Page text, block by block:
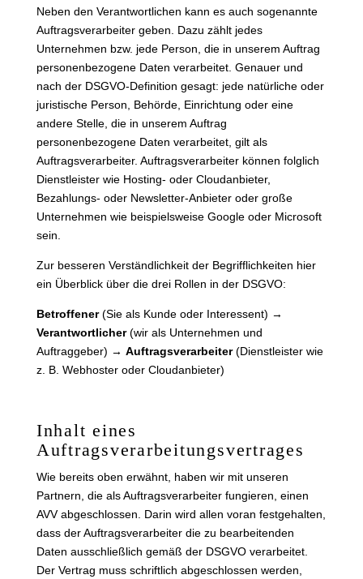
Neben den Verantwortlichen kann es auch sogenannte
Auftragsverarbeiter geben. Dazu zählt jedes
Unternehmen bzw. jede Person, die in unserem Auftrag
personenbezogene Daten verarbeitet. Genauer und
nach der DSGVO-Definition gesagt: jede natürliche oder
juristische Person, Behörde, Einrichtung oder eine
andere Stelle, die in unserem Auftrag
personenbezogene Daten verarbeitet, gilt als
Auftragsverarbeiter. Auftragsverarbeiter können folglich
Dienstleister wie Hosting- oder Cloudanbieter,
Bezahlungs- oder Newsletter-Anbieter oder große
Unternehmen wie beispielsweise Google oder Microsoft
sein.
Zur besseren Verständlichkeit der Begrifflichkeiten hier
ein Überblick über die drei Rollen in der DSGVO:
Betroffener(Sie als Kunde oder Interessent) →
Verantwortlicher(wir als Unternehmen und
Auftraggeber) → Auftragsverarbeiter(Dienstleister wie
z. B. Webhoster oder Cloudanbieter)
Inhalt eines
Auftragsverarbeitungsvertrages
Wie bereits oben erwähnt, haben wir mit unseren
Partnern, die als Auftragsverarbeiter fungieren, einen
AVV abgeschlossen. Darin wird allen voran festgehalten,
dass der Auftragsverarbeiter die zu bearbeitenden
Daten ausschließlich gemäß der DSGVO verarbeitet.
Der Vertrag muss schriftlich abgeschlossen werden,